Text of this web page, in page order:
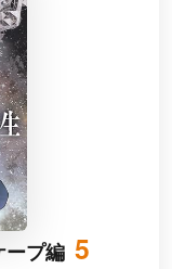
ープ編 5